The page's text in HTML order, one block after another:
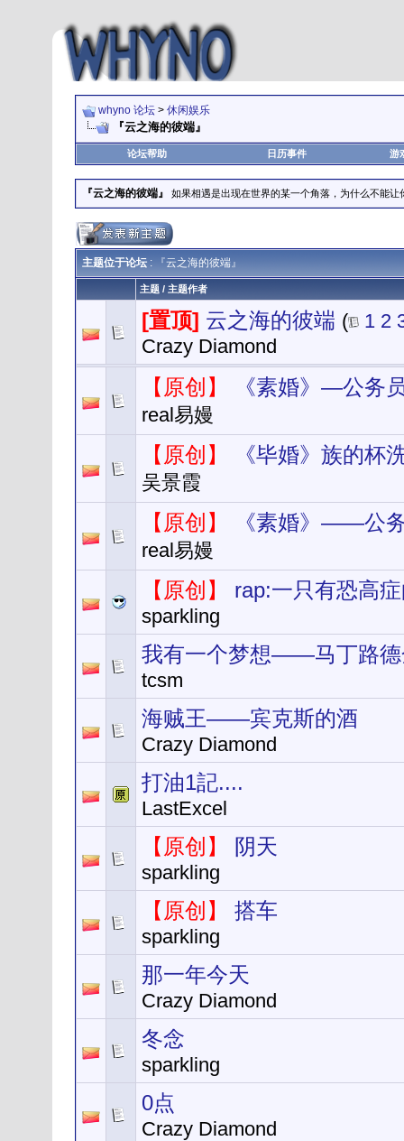
whyno 论坛 > 休闲娱乐
『云之海的彼端』
论坛帮助 日历事件 游
『云之海的彼端』 如果相遇是出现在世界的某一个角落，为什么不能
主题位于论坛 : 『云之海的彼端』
主题 / 主题作者
[置顶] 云之海的彼端 ( 1 2
Crazy Diamond
【原创】 《素婚》—公务
real易嫚
【原创】 《毕婚》族的杯
吴景霞
【原创】 《素婚》——公
real易嫚
【原创】 rap:一只有恐高
sparkling
我有一个梦想——马丁路德
tcsm
海贼王——宾克斯的酒
Crazy Diamond
打油1記....
LastExcel
【原创】 阴天
sparkling
【原创】 搭车
sparkling
那一年今天
Crazy Diamond
冬念
sparkling
0点
Crazy Diamond